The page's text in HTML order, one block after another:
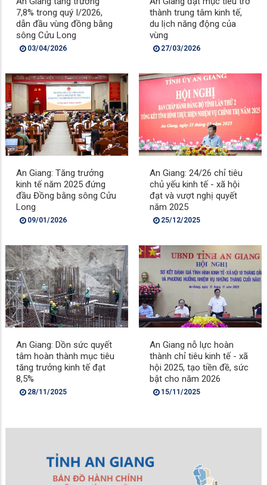
7,8% trong quý I/2026,
dẫn đầu vùng đồng bằng
sông Cửu Long
03/04/2026
thành trung tâm kinh tế,
du lịch năng động của
vùng
27/03/2026
An Giang: Tăng trưởng
kinh tế năm 2025 đứng
đầu Đồng bằng sông Cửu
Long
09/01/2026
An Giang: 24/26 chỉ tiêu
chủ yếu kinh tế - xã hội
đạt và vượt nghị quyết
năm 2025
25/12/2025
An Giang: Dồn sức quyết
tâm hoàn thành mục tiêu
tăng trưởng kinh tế đạt
8,5%
28/11/2025
An Giang nỗ lực hoàn
thành chỉ tiêu kinh tế - xã
hội 2025, tạo tiền đề, sức
bật cho năm 2026
15/11/2025